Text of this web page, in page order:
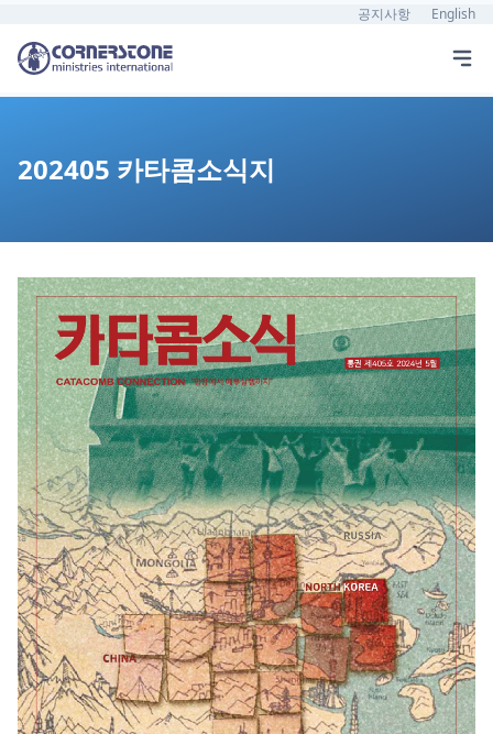
공지사항 English
202405 카타콤소식지